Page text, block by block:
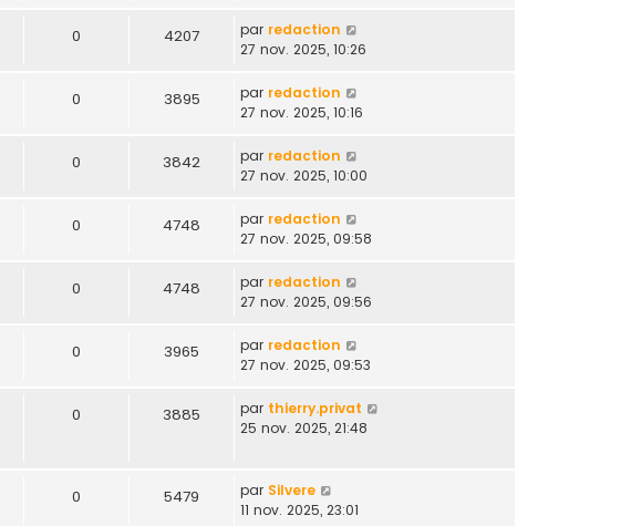
0 4207 par redaction
27 nov. 2025, 10:26
0 3895 par redaction
27 nov. 2025, 10:16
0 3842 par redaction
27 nov. 2025, 10:00
0 4748 par redaction
27 nov. 2025, 09:58
0 4748 par redaction
27 nov. 2025, 09:56
0 3965 par redaction
27 nov. 2025, 09:53
0 3885 par thierry.privat
25 nov. 2025, 21:48
0 5479 par Silvere
11 nov. 2025, 23:01